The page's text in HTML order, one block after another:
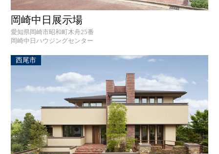
岡崎中日展示場
愛知県岡崎市昭和町木舟25番
岡崎中日ハウジングセンター
西尾市